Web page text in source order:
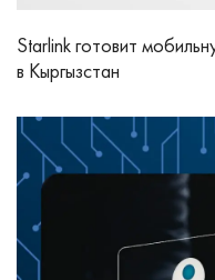
Starlink готовит
в Кыргызстан